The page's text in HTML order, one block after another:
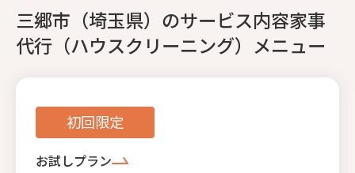
三郷市（埼玉県）のサービス内容家事
代行（ハウスクリーニング）メニュー
初回限定
お試しプラン